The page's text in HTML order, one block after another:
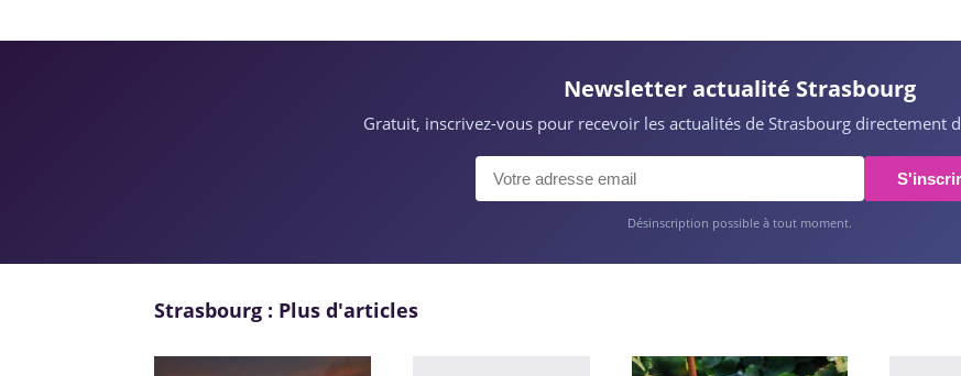
Newsletter actualité Strasbourg
Gratuit, inscrivez-vous pour recevoir les actualités de Strasbourg directement
Désinscription possible à tout moment.
Strasbourg : Plus d'articles